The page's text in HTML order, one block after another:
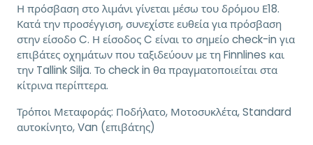
Η πρόσβαση στο λιμάνι γίνεται μέσω του δρόμου Ε18.
Κατά την προσέγγιση, συνεχίστε ευθεία για πρόσβαση
στην είσοδο C. Η είσοδος C είναι το σημείο check-in για
επιβάτες οχημάτων που ταξιδεύουν με τη Finnlines και
την Tallink Silja. Το check in θα πραγματοποιείται στα
κίτρινα περίπτερα.
Τρόποι Μεταφοράς: Ποδήλατο, Μοτοσυκλέτα, Standard
αυτοκίνητο, Van (επιβάτης)